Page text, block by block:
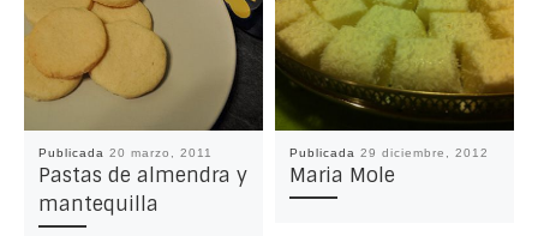
Publicada 20 marzo, 2011
Pastas de almendra y
mantequilla
Publicada 29 diciembre, 2012
Maria Mole